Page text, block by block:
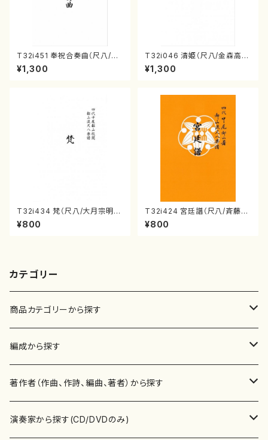
T32i451 奉祝合奏曲（尺八/久
本玄智/楽譜）都山流公刊楽譜曲
番:2158
¥1,300
T32i046 清姫（尺八/金森高
山/楽譜）都山流公刊楽譜曲番：
45
¥1,300
T32i434 梵（尺八/大月宗明/
楽譜）都山流公刊楽譜曲番:214
1
¥800
T32i424 宮廷譜（尺八/斉藤松
声/楽譜）都山流公刊楽譜曲番:2
129
¥800
カテゴリー
商品カテゴリーから探す
楽譜
書籍
書籍
CD・DVD
編成から探す
邦楽器
箏・琴（ソロ）
合唱
著作者（作曲、作詩、編曲、著者）から探す
あ行
演奏家から探す(CD/DVDのみ)